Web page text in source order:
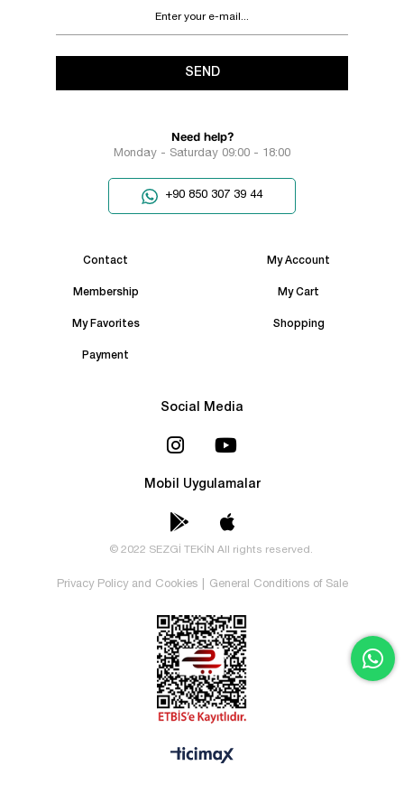
SEND
Need help?
Monday - Saturday 09:00 - 18:00
+90 850 307 39 44
Contact My Account
Membership My Cart
My Favorites Shopping
Payment
Social Media
Mobil Uygulamalar
© 2022 SEZGİ TEKİN All rights reserved.
Privacy Policy and Cookies General Conditions of Sale